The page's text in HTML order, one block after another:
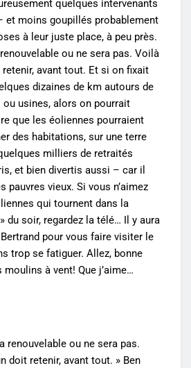
quelques intervenants
et moins goupillés probablement
à leur juste place, à peu près.
ou ne sera pas. Voilà
avant tout. Et si on fixait
dizaines de km autours de
usines, alors on pourrait
que les éoliennes pourraient
des habitations, sur une terre
milliers de retraités
et bien divertis aussi – car il
pauvres vieux. Si vous n’aimez
qui tournent dans la
du soir, regardez la télé… Il y aura
pour vous faire visiter le
trop se fatiguer. Allez, bonne
moulins à vent! Que j’aime…
renouvelable ou ne sera pas.
doit retenir, avant tout. » Ben